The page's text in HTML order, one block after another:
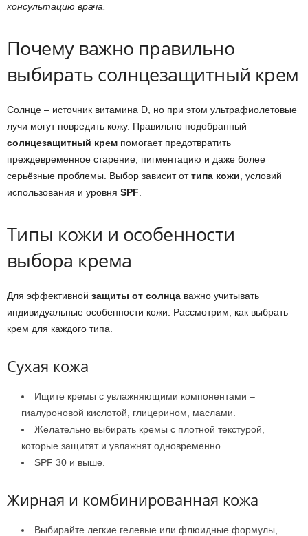
консультацию врача.
Почему важно правильно
выбирать солнцезащитный крем
Солнце – источник витамина D, но при этом ультрафиолетовые
лучи могут повредить кожу. Правильно подобранный
солнцезащитный крем помогает предотвратить
преждевременное старение, пигментацию и даже более
серьёзные проблемы. Выбор зависит оттипа кожи , условий
использования и уровня SPF
Типы кожи и особенности
выбора крема
Для эффективной защиты от солнца важно учитывать
индивидуальные особенности кожи. Рассмотрим, как выбрать
крем для каждого типа.
Сухая кожа
Ищите кремы с увлажняющими компонентами –
гиалуроновой кислотой, глицерином, маслами.
Желательно выбирать кремы с плотной текстурой,
которые защитят и увлажнят одновременно.
SPF 30 и выше.
Жирная и комбинированная кожа
Выбирайте легкие гелевые или флюидные формулы,